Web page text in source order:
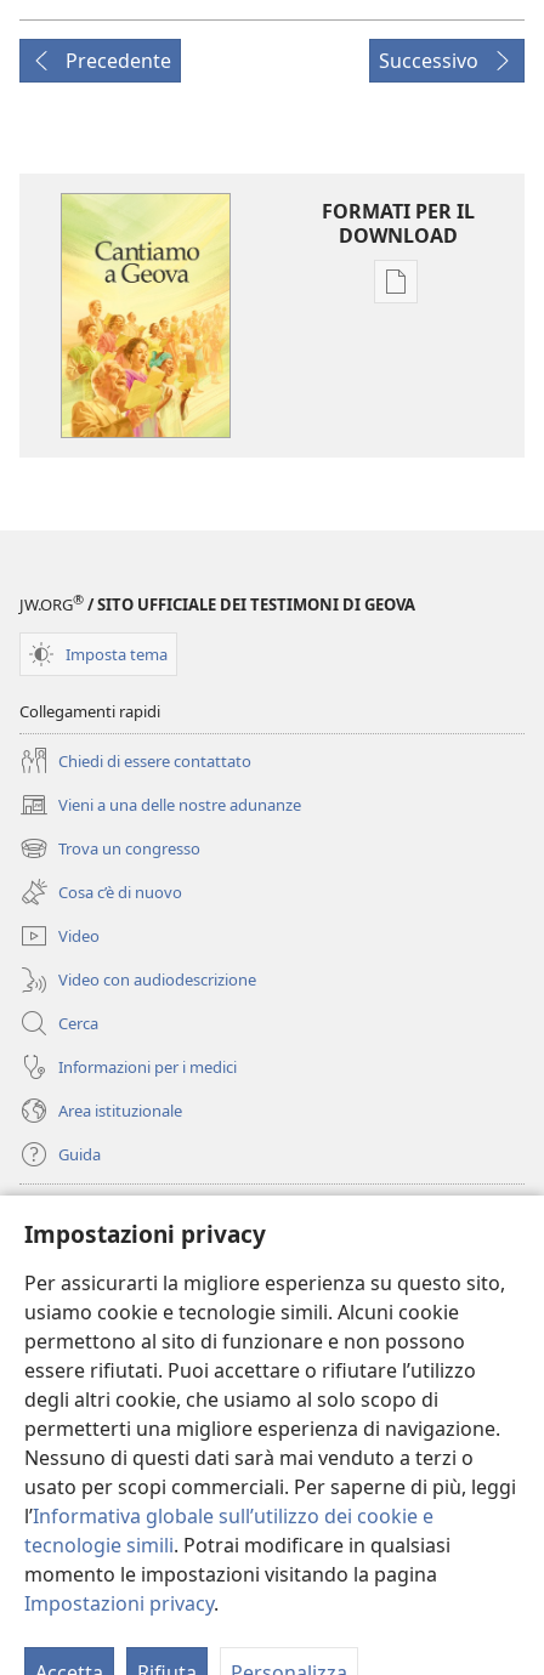
Impostazioni privacy
Per assicurarti la migliore esperienza su questo sito,
usiamo cookie e tecnologie simili. Alcuni cookie
permettono al sito di funzionare e non possono
essere rifiutati. Puoi accettare o rifiutare l’utilizzo
degli altri cookie, che usiamo al solo scopo di
permetterti una migliore esperienza di navigazione.
Nessuno di questi dati sarà mai venduto a terzi o
usato per scopi commerciali. Per saperne di più, leggi
l’Informativa globale sull’utilizzo dei cookie e
tecnologie simili. Potrai modificare in qualsiasi
momento le impostazioni visitando la pagina
Impostazioni privacy.
Precedente Successivo
FORMATI PER IL
DOWNLOAD
Opzioni
JW.ORG® / SITO UFFICIALE DEI TESTIMONI DI GEOVA
Imposta tema
Collegamenti rapidi
Chiedi di essere contattato
Vieni a una delle nostre adunanze
(apre
una
nuova
finestra)
Trova un congresso
(apre
una
nuova
finestra)
Cosa c’è di nuovo
Video
Video con audiodescrizione
Cerca
Informazioni per i medici
Area istituzionale
Guida
(apre
una
nuova
finestra)
BIBLIOTECA ONLINE Watchtower
(apre
una
nuova
finestra)
JW Hub
(apre
una
nuova
finestra)
JW Library
Watchtower Library®
Copyright© 2026 Watch Tower Bible and Tract Society of Pennsylvania.
CONDIZIONI D’USO
|